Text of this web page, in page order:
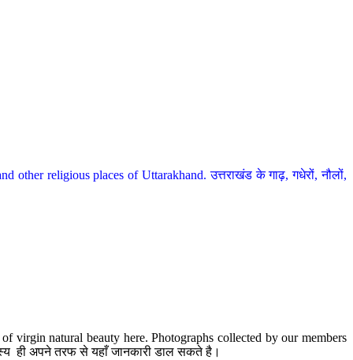
other religious places of Uttarakhand. उत्तराखंड के गाढ़, गधेरों, नौलों,
virgin natural beauty here. Photographs collected by our members
ही अपने तरफ से यहाँ जानकारी डाल सकते है।